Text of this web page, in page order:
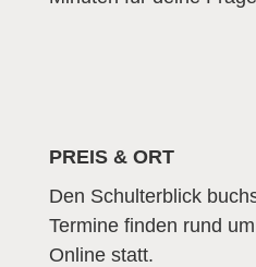
PREIS & ORT
Den Schulterblick
Termine finden rund
Online statt.